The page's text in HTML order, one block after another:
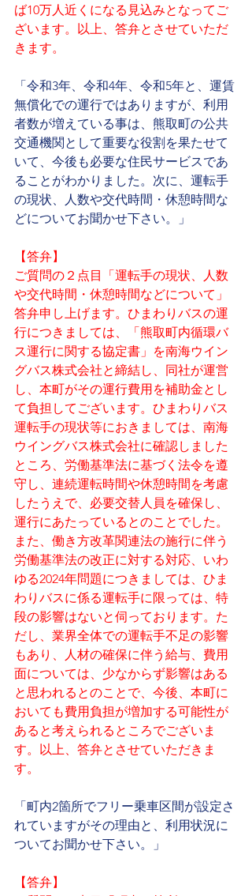
ば10万人近くになる見込みとなってご
ざいます。以上、答弁とさせていただ
きます。
「令和3年、令和4年、令和5年と、運賃
無償化での運行ではありますが、利用
者数が増えている事は、熊取町の公共
交通機関として重要な役割を果たせて
いて、今後も必要な住民サービスであ
ることがわかりました。次に、運転手
の現状、人数や交代時間・休憩時間な
どについてお聞かせ下さい。」
【答弁】
ご質問の２点目「運転手の現状、人数
や交代時間・休憩時間などについて」
答弁申し上げます。ひまわりバスの運
行につきましては、「熊取町内循環バ
ス運行に関する協定書」を南海ウイン
グバス株式会社と締結し、同社が運営
し、本町がその運行費用を補助金とし
て負担してございます。ひまわりバス
運転手の現状等におきましては、南海
ウイングバス株式会社に確認しました
ところ、労働基準法に基づく法令を遵
守し、連続運転時間や休憩時間を考慮
したうえで、必要交替人員を確保し、
運行にあたっているとのことでした。
また、働き方改革関連法の施行に伴う
労働基準法の改正に対する対応、いわ
ゆる2024年問題につきましては、ひま
わりバスに係る運転手に限っては、特
段の影響はないと伺っております。た
だし、業界全体での運転手不足の影響
もあり、人材の確保に伴う給与、費用
面については、少なからず影響はある
と思われるとのことで、今後、本町に
おいても費用負担が増加する可能性が
あると考えられるところでございま
す。以上、答弁とさせていただきま
す。
「町内2箇所でフリー乗車区間が設定さ
れていますがその理由と、利用状況に
ついてお聞かせ下さい。」
【答弁】